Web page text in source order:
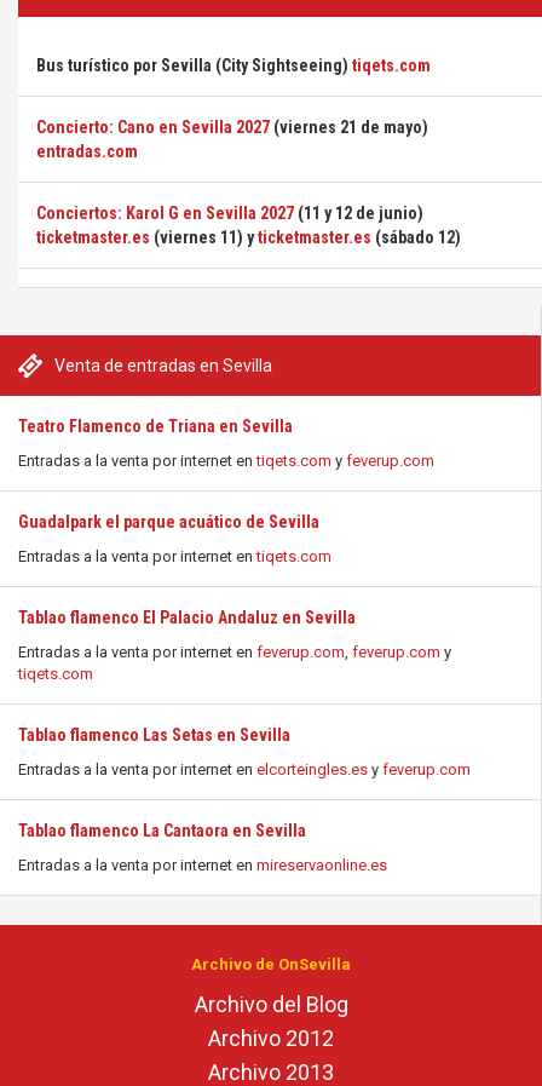
Venta de entradas en Sevilla
Teatro Flamenco de Triana en Sevilla
Entradas a la venta por internet entiqets.com y feverup.com
Guadalpark el parque acuático de Sevilla
Entradas a la venta por internet entiqets.com
Tablao flamenco El Palacio Andaluz en Sevilla
Entradas a la venta por internet en feverup.com, feverup.com y
tiqets.com
Tablao flamenco Las Setas en Sevilla
Entradas a la venta por internet en elcorteingles.es y feverup.com
Tablao flamenco La Cantaora en Sevilla
Entradas a la venta por internet en mireservaonline.es
Bus turístico por Sevilla (City Sightseeing) tiqets.com
Concierto: Cano en Sevilla 2027 (viernes 21 de mayo)
entradas.com
Conciertos: Karol G en Sevilla 2027 (11 y 12 de junio)
ticketmaster.es (viernes 11) yticketmaster.es (sábado 12)
Archivo de OnSevilla
Archivo del Blog
Archivo 2012
Archivo 2013